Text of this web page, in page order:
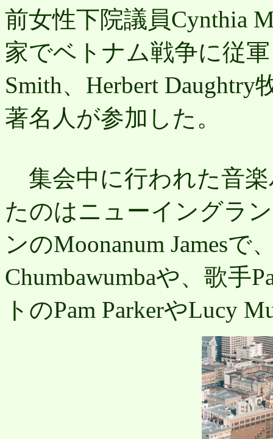
前女性下院議員Cynthia
家でベトナム戦争に従
Smith、Herbert Daughtry
著名人が参加した。
集会中に行われた音
たのはニューイングラ
ンのMoonanum James
Chumbawumbaや、歌手
トのPam ParkerやLucy